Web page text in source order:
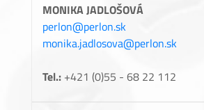
MONIKA JADLOŠOVÁ
perlon@perlon.sk
monika.jadlosova@perlon.sk
Tel.: +421 (0)55 - 68 22 112